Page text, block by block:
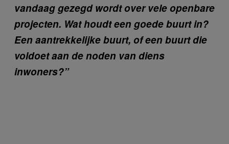
vandaag gezegd wordt over vele openbare
projecten. Wat houdt een goede buurt in?
Een aantrekkelijke buurt, of een buurt die
voldoet aan de noden van diens
inwoners?”